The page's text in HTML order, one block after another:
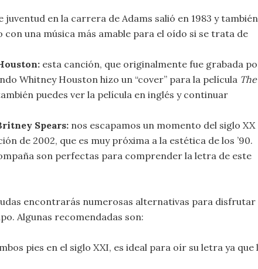
juventud en la carrera de Adams salió en 1983 y también
con una música más amable para el oído si se trata de
esta canción, que originalmente fue grabada
Whitney Houston hizo un “cover” para la película The
puedes ver la película en inglés y continuar
Spears: nos escapamos un momento del siglo XX
de 2002, que es muy próxima a la estética de los ’90.
son perfectas para comprender la letra de este
encontrarás numerosas alternativas para disfrutar
Algunas recomendadas son:
pies en el siglo XXI, es ideal para oír su letra ya que